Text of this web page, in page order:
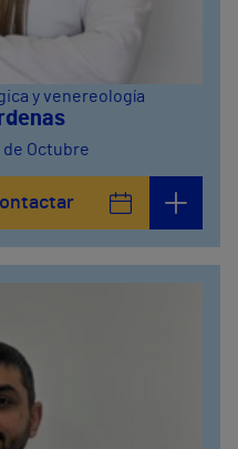
y venereología
de Octubre